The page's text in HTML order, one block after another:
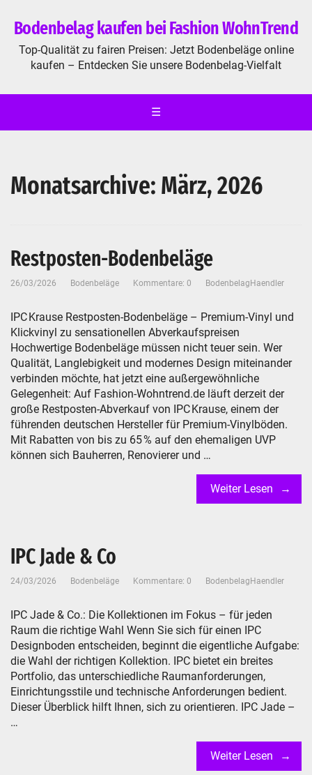
Bodenbelag kaufen bei Fashion WohnTrend
Top-Qualität zu fairen Preisen: Jetzt Bodenbeläge online
kaufen – Entdecken Sie unsere Bodenbelag-Vielfalt
☰
Monatsarchive: März, 2026
Restposten-Bodenbeläge
26/03/2026 Bodenbeläge Kommentare: 0 BodenbelagHaendler
IPC Krause Restposten-Bodenbeläge – Premium-Vinyl und
Klickvinyl zu sensationellen Abverkaufspreisen
Hochwertige Bodenbeläge müssen nicht teuer sein. Wer
Qualität, Langlebigkeit und modernes Design miteinander
verbinden möchte, hat jetzt eine außergewöhnliche
Gelegenheit: Auf Fashion-Wohntrend.de läuft derzeit der
große Restposten-Abverkauf von IPC Krause, einem der
führenden deutschen Hersteller für Premium-Vinylböden.
Mit Rabatten von bis zu 65 % auf den ehemaligen UVP
können sich Bauherren, Renovierer und …
Weiter Lesen
IPC Jade & Co
24/03/2026 Bodenbeläge Kommentare: 0 BodenbelagHaendler
IPC Jade & Co.: Die Kollektionen im Fokus – für jeden
Raum die richtige Wahl Wenn Sie sich für einen IPC
Designboden entscheiden, beginnt die eigentliche Aufgabe:
die Wahl der richtigen Kollektion. IPC bietet ein breites
Portfolio, das unterschiedliche Raumanforderungen,
Einrichtungsstile und technische Anforderungen bedient.
Dieser Überblick hilft Ihnen, sich zu orientieren. IPC Jade –
…
Weiter Lesen